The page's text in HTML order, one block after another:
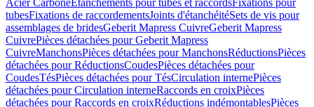
Acier CarboneEtanchements pour tubes et raccordsFixations pour
tubesFixations de raccordementsJoints d'étanchéitéSets de vis pour
assemblages de bridesGeberit Mapress CuivreGeberit Mapress
CuivrePièces détachées pour Geberit Mapress
CuivreManchonsPièces détachées pour ManchonsRéductionsPièces
détachées pour RéductionsCoudesPièces détachées pour
CoudesTésPièces détachées pour TésCirculation internePièces
détachées pour Circulation interneRaccords en croixPièces
détachées pour Raccords en croixRéductions indémontablesPièces